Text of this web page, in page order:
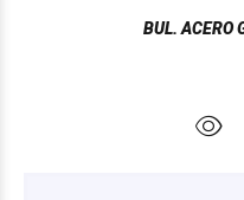
BUL. ACERO